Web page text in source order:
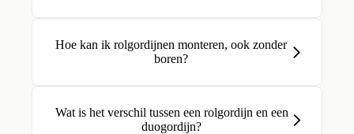
Hoe kan ik rolgordijnen monteren, ook zonder
boren?
Wat is het verschil tussen een rolgordijn en een
duogordijn?